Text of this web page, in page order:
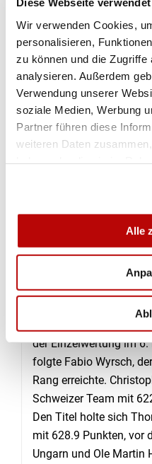
Wir verwenden Cookies,
personalisieren,
zu können und die
analysieren. Außerdem
Verwendung unserer
soziale Medien, Werbung
Partner führen diese
weiteren Daten
Alle
MÄNNER KNAPP AM
Das Trio mit Jan
Christoph Dürr
des
Podest vorbei. Die
Strecken gut mit der
es dennoch nicht ganz
schoben. Mit
sie sich mit dem
fehlten den
Norwegen sicherte
dritten Platz, Silber
Zählern, Gold an
Jan Lochbihler erzielte
der Einzelwertung im
folgte Fabio Wyrsch,
Rang erreichte.
Schweizer Team mit
Den Titel holte sich
mit 628.9 Punkten, vor
Ungarn und Ole Martin